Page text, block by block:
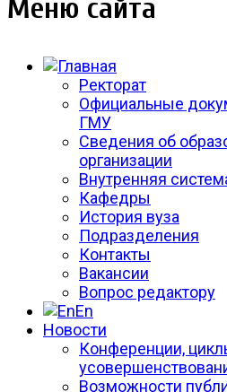
Меню сайта
Ректорат
Официальные
ГМУ
Сведения об
организации
Внутренняя
Кафедры
История вуза
Подразделения
Контакты
Вакансии
Вопрос редактору
En
Новости
Конференции,
Возможности